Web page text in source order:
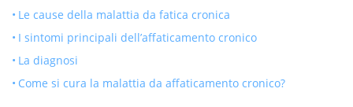
Le cause della malattia da fatica cronica
I sintomi principali dell’affaticamento cronico
La diagnosi
Come si cura la malattia da affaticamento cronico?